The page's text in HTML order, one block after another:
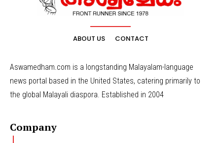
ABOUT US CONTACT
Aswamedham.com is a longstanding Malayalam-language
news portal based in the United States, catering primarily to
the global Malayali diaspora. Established in 2004
Company